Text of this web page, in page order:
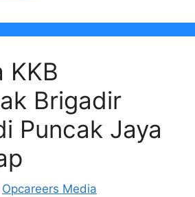
KKB
Brigadir
Puncak Jaya
Opcareers Media